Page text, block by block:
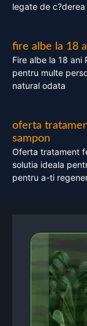
legate de
fire albe la 18
Fire albe la 18 ani
pentru multe
natural odata
oferta
sampon
Oferta tratament
solutia ideala
pentru a-ti